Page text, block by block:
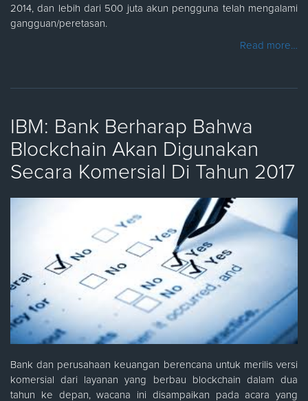
2014, dan lebih dari 500 juta akun pengguna telah mengalami
gangguan/peretasan.
Read more…
IBM: Bank Berharap Bahwa
Blockchain Akan Digunakan
Secara Komersial Di Tahun 2017
Bank dan perusahaan keuangan berencana untuk merilis versi
komersial dari layanan yang berbau blockchain dalam dua
tahun ke depan, wacana ini disampaikan pada acara yang